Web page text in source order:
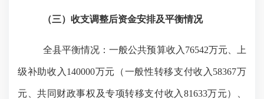
（三）收支调整后资金安排及平衡情况
全县平衡情况：一般公共预算收入 76542万元、 上
级补助收入 140000万元（一般性转移支付收入 58367万
元、共同财政事权及专项转移支付收入81633万元）、